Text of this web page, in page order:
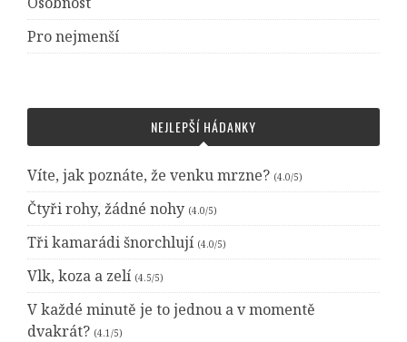
Pro nejmenší
NEJLEPŠÍ HÁDANKY
Víte, jak poznáte, že venku mrzne? (4.0/5)
Čtyři rohy, žádné nohy (4.0/5)
Tři kamarádi šnorchlují (4.0/5)
Vlk, koza a zelí (4.5/5)
V každé minutě je to jednou a v momentě
dvakrát? (4.1/5)